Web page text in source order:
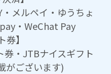
メルペイ・ゆうちょ
・WeChat Pay
券】
券・JTBナイスギフト
がございます)